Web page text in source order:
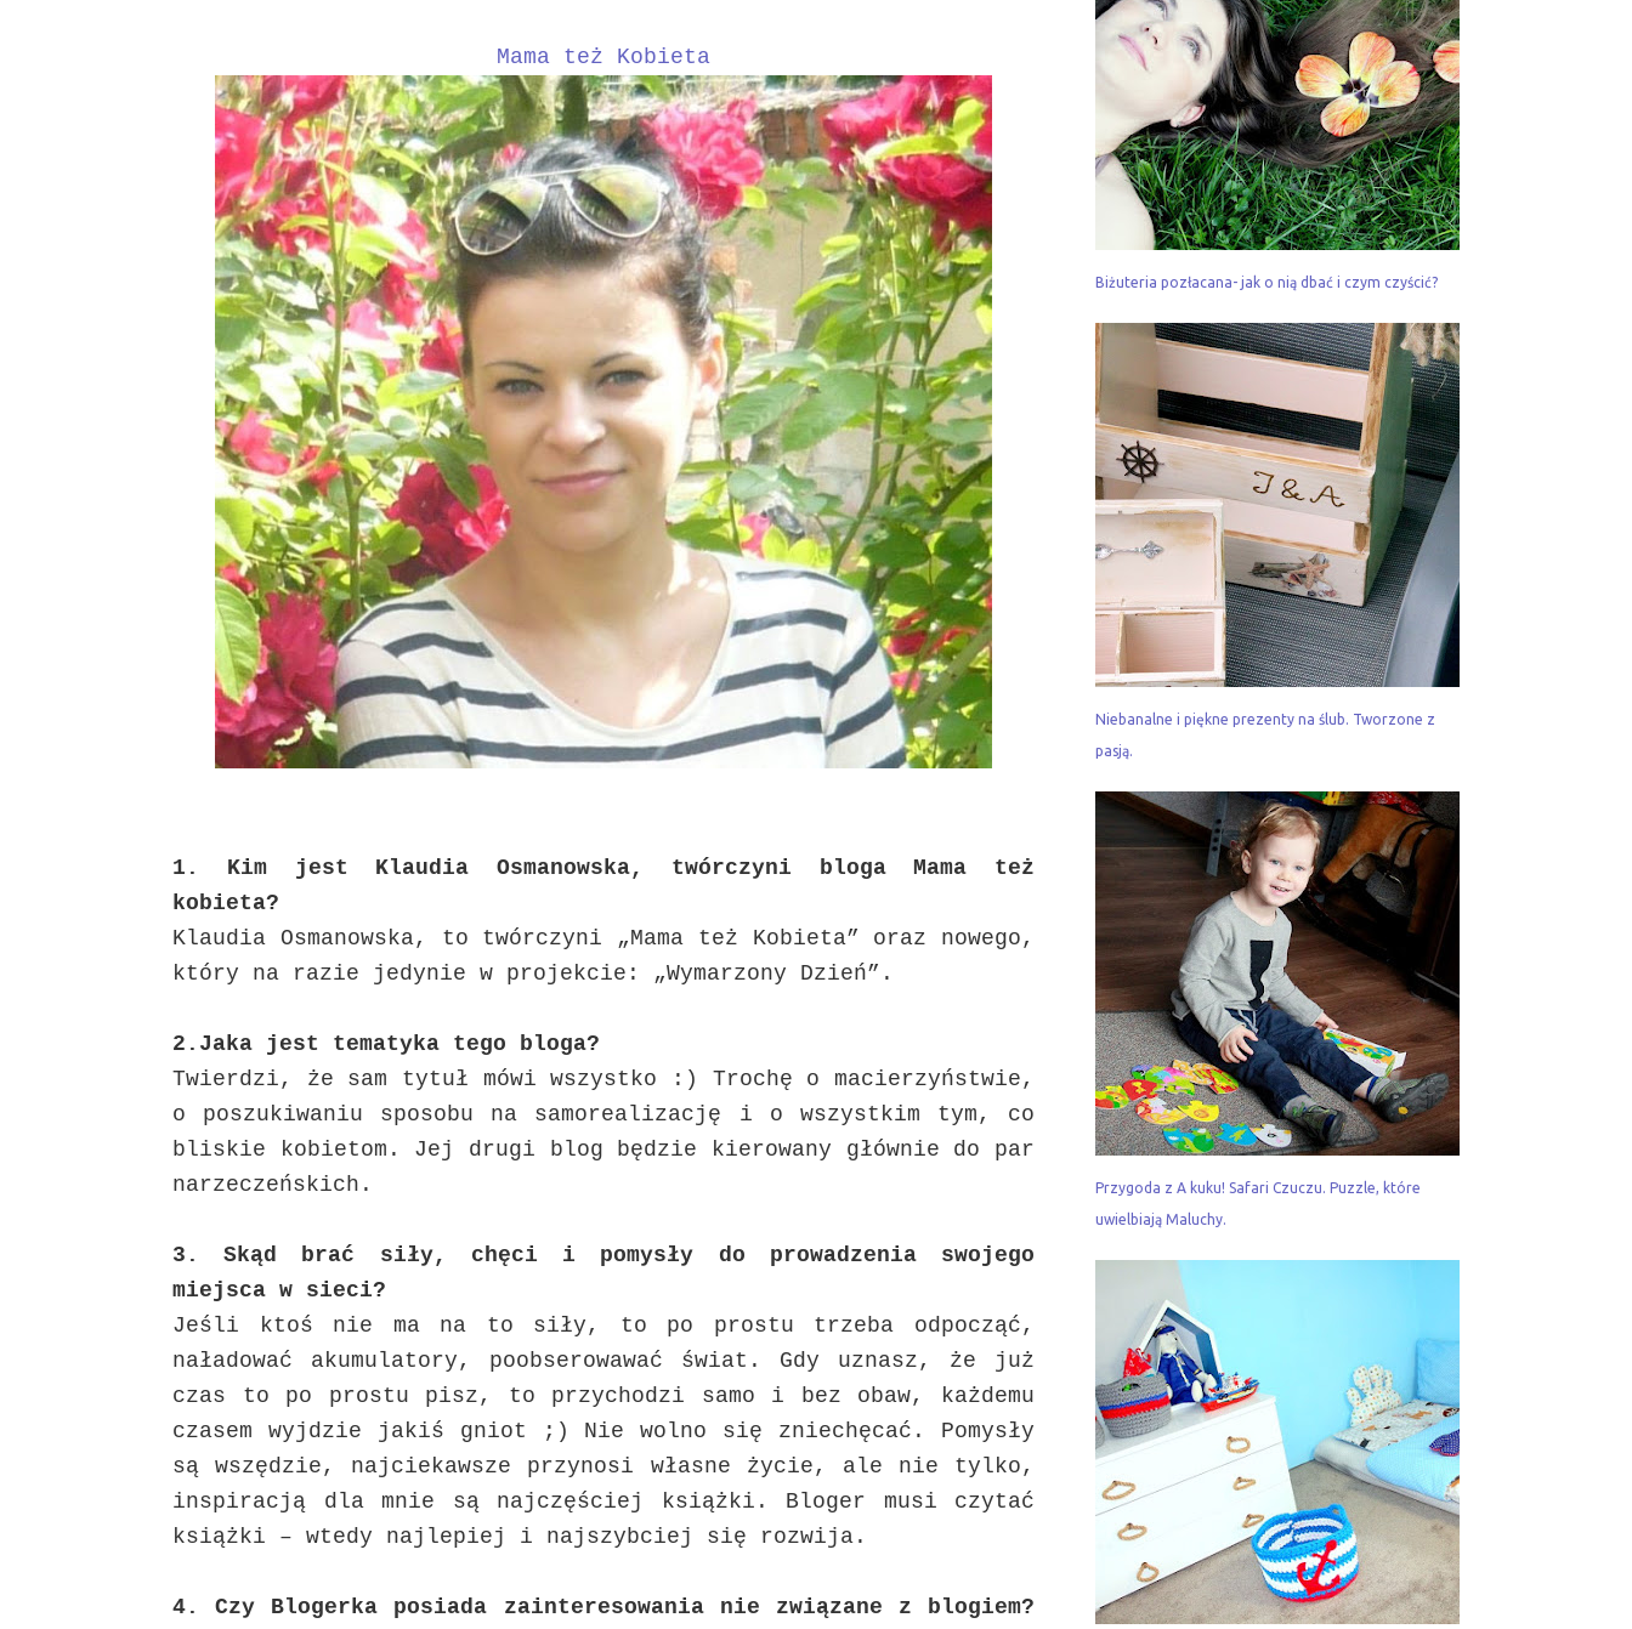
Mama też Kobieta
1. Kim jest Klaudia Osmanowska, twórczyni bloga Mama też
kobieta?
Klaudia Osmanowska, to twórczyni „Mama też Kobieta” oraz nowego,
który na razie jedynie w projekcie: „Wymarzony Dzień”.
2.Jaka jest tematyka tego bloga?
Twierdzi, że sam tytuł mówi wszystko :) Trochę o macierzyństwie,
o poszukiwaniu sposobu na samorealizację i o wszystkim tym, co
bliskie kobietom. Jej drugi blog będzie kierowany głównie do par
narzeczeńskich.
3. Skąd brać siły, chęci i pomysły do prowadzenia swojego
miejsca w sieci?
Jeśli ktoś nie ma na to siły, to po prostu trzeba odpocząć,
naładować akumulatory, poobserowawać świat. Gdy uznasz, że już
czas to po prostu pisz, to przychodzi samo i bez obaw, każdemu
czasem wyjdzie jakiś gniot ;) Nie wolno się zniechęcać. Pomysły
są wszędzie, najciekawsze przynosi własne życie, ale nie tylko,
inspiracją dla mnie są najczęściej książki. Bloger musi czytać
książki – wtedy najlepiej i najszybciej się rozwija.
4. Czy Blogerka posiada zainteresowania nie związane z blogiem?
Biżuteria pozłacana- jak o nią dbać i czym czyścić?
Niebanalne i piękne prezenty na ślub. Tworzone z
pasją.
Przygoda z A kuku! Safari Czuczu. Puzzle, które
uwielbiają Maluchy.